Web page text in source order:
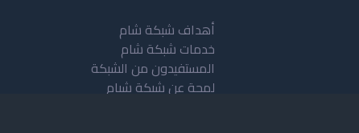
أهداف شبكة شام
خدمات شبكة شام
المستفيدون من الشبكة
لمحة عن شبكة شبام